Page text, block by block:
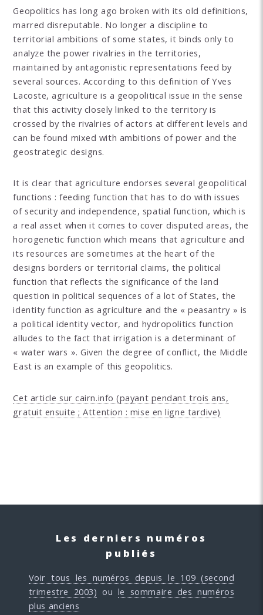
Geopolitics has long ago broken with its old definitions,
marred disreputable. No longer a discipline to
territorial ambitions of some states, it binds only to
analyze the power rivalries in the territories,
maintained by antagonistic representations feed by
several sources. According to this definition of Yves
Lacoste, agriculture is a geopolitical issue in the sense
that this activity closely linked to the territory is
crossed by the rivalries of actors at different levels and
can be found mixed with ambitions of power and the
geostrategic designs.
It is clear that agriculture endorses several geopolitical
functions : feeding function that has to do with issues
of security and independence, spatial function, which is
a real asset when it comes to cover disputed areas, the
horogenetic function which means that agriculture and
its resources are sometimes at the heart of the
designs borders or territorial claims, the political
function that reflects the significance of the land
question in political sequences of a lot of States, the
identity function as agriculture and the « peasantry » is
a political identity vector, and hydropolitics function
alludes to the fact that irrigation is a determinant of
« water wars ». Given the degree of conflict, the Middle
East is an example of this geopolitics.
Cet article sur cairn.info (payant pendant trois ans,
gratuit ensuite ; Attention : mise en ligne tardive)
Les derniers numéros
publiés
Voir tous les numéros depuis le 109 (second
trimestre 2003) ou le sommaire des numéros
plus anciens